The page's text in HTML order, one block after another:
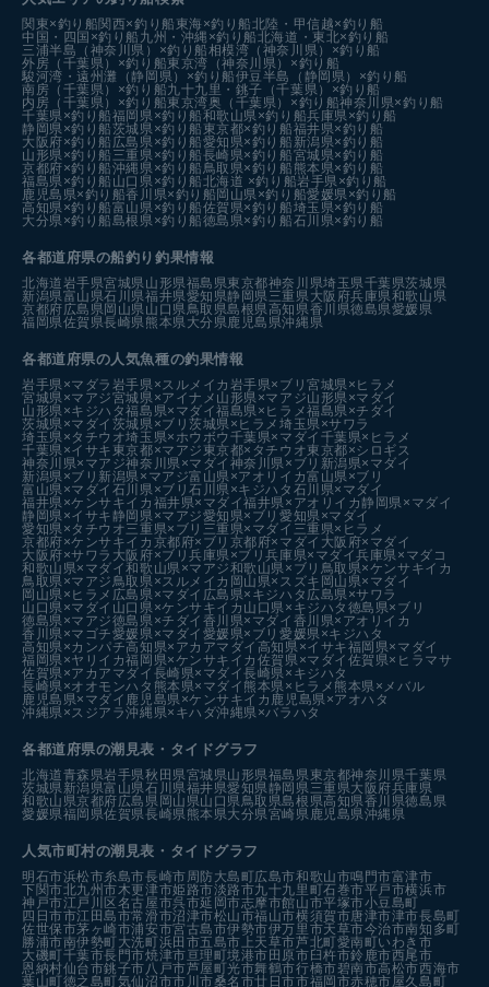
関東×釣り船関西×釣り船 東海×釣り船北陸・甲信越×釣り船
中国・四国×釣り船 九州・沖縄×釣り船北海道・東北×釣り船
三浦半島（神奈川県）×釣り船相模湾（神奈川県）×釣り船
外房（千葉県）×釣り船東京湾（神奈川県）×釣り船
駿河湾・遠州灘（静岡県）×釣り船伊豆半島（静岡県）×釣り船
南房（千葉県）×釣り船九十九里・銚子（千葉県）×釣り船
内房（千葉県）×釣り船東京湾奥（千葉県）×釣り船神奈川県×釣り船
千葉県×釣り船福岡県×釣り船和歌山県×釣り船兵庫県×釣り船
静岡県×釣り船茨城県×釣り船 東京都×釣り船福井県×釣り船
大阪府×釣り船 広島県×釣り船愛知県×釣り船 新潟県×釣り船
山形県×釣り船 三重県×釣り船長崎県×釣り船宮城県×釣り船
京都府×釣り船沖縄県×釣り船 鳥取県×釣り船 熊本県×釣り船
福島県×釣り船 山口県×釣り船北海道 ×釣り船岩手県×釣り船
鹿児島県×釣り船香川県×釣り船岡山県×釣り船愛媛県×釣り船
高知県×釣り船富山県×釣り船佐賀県×釣り船埼玉県×釣り船
大分県×釣り船島根県×釣り船徳島県×釣り船石川県×釣り船
各都道府県の船釣り釣果情報
北海道 岩手県宮城県 山形県福島県東京都神奈川県埼玉県千葉県茨城県
新潟県富山県石川県福井県愛知県静岡県 三重県 大阪府兵庫県和歌山県
京都府広島県岡山県 山口県 鳥取県島根県高知県香川県徳島県愛媛県
福岡県佐賀県長崎県 熊本県 大分県 鹿児島県沖縄県
各都道府県の人気魚種の釣果情報
岩手県×マダラ 岩手県×スルメイカ 岩手県×ブリ宮城県×ヒラメ
宮城県×マアジ宮城県×アイナメ 山形県×マアジ山形県×マダイ
山形県×キジハタ福島県×マダイ福島県×ヒラメ福島県×チダイ
茨城県×マダイ 茨城県×ブリ茨城県×ヒラメ埼玉県×サワラ
埼玉県×タチウオ埼玉県×ホウボウ 千葉県×マダイ 千葉県×ヒラメ
千葉県×イサキ 東京都×マアジ 東京都×タチウオ東京都×シロギス
神奈川県×マアジ神奈川県×マダイ 神奈川県×ブリ 新潟県×マダイ
新潟県×ブリ 新潟県×マアジ富山県×アオリイカ富山県×ブリ
富山県×マダイ 石川県×ブリ石川県×キジハタ 石川県×マダイ
福井県×ケンサキイカ 福井県×マダイ福井県×アオリイカ静岡県×マダイ
静岡県×イサキ静岡県×マアジ愛知県×ブリ愛知県×マダイ
愛知県×タチウオ三重県×ブリ 三重県×マダイ 三重県×ヒラメ
京都府×ケンサキイカ 京都府×ブリ 京都府×マダイ 大阪府×マダイ
大阪府×サワラ 大阪府×ブリ兵庫県×ブリ兵庫県×マダイ兵庫県×マダコ
和歌山県×マダイ和歌山県×マアジ和歌山県×ブリ 鳥取県×ケンサキイカ
鳥取県×マアジ 鳥取県×スルメイカ 岡山県×スズキ 岡山県×マダイ
岡山県×ヒラメ 広島県×マダイ 広島県×キジハタ 広島県×サワラ
山口県×マダイ 山口県×ケンサキイカ 山口県×キジハタ 徳島県×ブリ
徳島県×マアジ徳島県×チダイ 香川県×マダイ 香川県×アオリイカ
香川県×マゴチ愛媛県×マダイ 愛媛県×ブリ愛媛県×キジハタ
高知県×カンパチ高知県×アカアマダイ 高知県×イサキ福岡県×マダイ
福岡県×ヤリイカ福岡県×ケンサキイカ 佐賀県×マダイ 佐賀県×ヒラマサ
佐賀県×アカアマダイ 長崎県×マダイ長崎県×キジハタ
長崎県×オオモンハタ 熊本県×マダイ 熊本県×ヒラメ 熊本県×メバル
鹿児島県×マダイ 鹿児島県×ケンサキイカ 鹿児島県×アオハタ
沖縄県×スジアラ沖縄県×キハダ沖縄県×バラハタ
各都道府県の潮見表 ・タイドグラフ
北海道青森県岩手県秋田県宮城県山形県福島県 東京都神奈川県千葉県
茨城県 新潟県富山県石川県福井県愛知県静岡県 三重県大阪府兵庫県
和歌山県京都府広島県 岡山県山口県 鳥取県島根県高知県香川県徳島県
愛媛県福岡県佐賀県長崎県 熊本県大分県宮崎県 鹿児島県沖縄県
人気市町村の潮見表・タイドグラフ
明石市浜松市糸島市長崎市 周防大島町広島市和歌山市鳴門市富津市
下関市北九州市木更津市姫路市淡路市九十九里町石巻市平戸市横浜市
神戸市江戸川区名古屋市呉市延岡市志摩市館山市平塚市小豆島町
四日市市江田島市常滑市沼津市松山市福山市横須賀市唐津市津市長島町
佐世保市茅ヶ崎市浦安市宮古島市伊勢市伊万里市天草市今治市南知多町
勝浦市南伊勢町大洗町浜田市五島市 上天草市芦北町愛南町いわき市
大磯町千葉市長門市焼津市亘理町境港市田原市臼杵市鈴鹿市西尾市
恩納村仙台市銚子市 八戸市芦屋町光市舞鶴市行橋市碧南市高松市西海市
葉山町徳之島町気仙沼市市川市桑名市廿日市市福岡市赤穂市屋久島町